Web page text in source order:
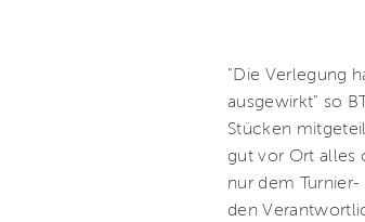
"Die Verlegung
ausgewirkt" so
Stücken
gut vor Ort alles
nur dem
den